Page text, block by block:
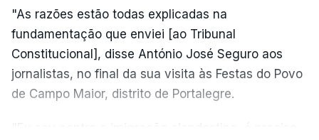
"As razões estão todas explicadas na
fundamentação que enviei [ao Tribunal
Constitucional], disse António José Seguro aos
jornalistas, no final da sua visita às Festas do Povo
de Campo Maior, distrito de Portalegre.